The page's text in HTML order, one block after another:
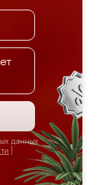
данных